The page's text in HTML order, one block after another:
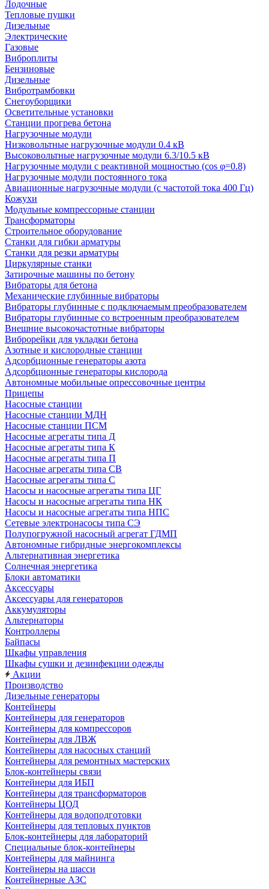
Лодочные
Тепловые пушки
Дизельные
Электрические
Газовые
Виброплиты
Бензиновые
Дизельные
Вибротрамбовки
Снегоуборщики
Осветительные установки
Станции прогрева бетона
Нагрузочные модули
Низковольтные нагрузочные модули 0.4 кВ
Высоковольтные нагрузочные модули 6.3/10.5 кВ
Нагрузочные модули с реактивной мощностью (cos φ=0.8)
Нагрузочные модули постоянного тока
Авиационные нагрузочные модули (с частотой тока 400 Гц)
Кожухи
Модульные компрессорные станции
Трансформаторы
Строительное оборудование
Станки для гибки арматуры
Станки для резки арматуры
Циркулярные станки
Затирочные машины по бетону
Вибраторы для бетона
Механические глубинные вибраторы
Вибраторы глубинные с подключаемым преобразователем
Вибраторы глубинные со встроенным преобразователем
Внешние высокочастотные вибраторы
Виброрейки для укладки бетона
Азотные и кислородные станции
Адсорбционные генераторы азота
Адсорбционные генераторы кислорода
Автономные мобильные опрессовочные центры
Прицепы
Насосные станции
Насосные станции МДН
Насосные станции ПСМ
Насосные агрегаты типа Д
Насосные агрегаты типа К
Насосные агрегаты типа П
Насосные агрегаты типа СВ
Насосные агрегаты типа С
Насосы и насосные агрегаты типа ЦГ
Насосы и насосные агрегаты типа НК
Насосы и насосные агрегаты типа НПС
Сетевые электронасосы типа СЭ
Полупогружной насосный агрегат ГДМП
Автономные гибридные энергокомплексы
Альтернативная энергетика
Солнечная энергетика
Блоки автоматики
Аксессуары
Аксессуары для генераторов
Аккумуляторы
Альтернаторы
Контроллеры
Байпасы
Шкафы управления
Шкафы сушки и дезинфекции одежды
Акции
Производство
Дизельные генераторы
Контейнеры
Контейнеры для генераторов
Контейнеры для компрессоров
Контейнеры для ЛВЖ
Контейнеры для насосных станций
Контейнеры для ремонтных мастерских
Блок-контейнеры связи
Контейнеры для ИБП
Контейнеры для трансформаторов
Контейнеры ЦОД
Контейнеры для водоподготовки
Контейнеры для тепловых пунктов
Блок-контейнеры для лабораторий
Специальные блок-контейнеры
Контейнеры для майнинга
Контейнеры на шасси
Контейнерные АЗС